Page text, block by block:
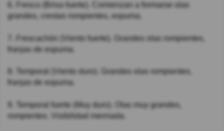
6. Fresco (Brisa fuerte). Comienzan a formarse olas
grandes, crestas rompientes, espuma.
7. Frescachón (Viento fuerte). Grandes olas rompientes,
franjas de espuma.
8. Temporal (Viento duro). Grandes olas rompientes,
franjas de espuma.
9. Temporal fuerte (Muy duro). Olas muy grandes,
rompientes. Visibilidad mermada.